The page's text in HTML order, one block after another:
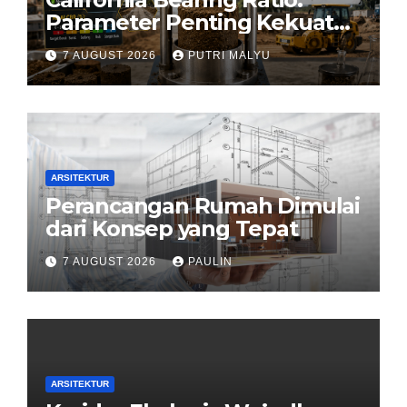
Parameter Penting Kekuatan
Tanah Konstruksi
7 AUGUST 2026 PUTRI MALYU
ARSITEKTUR
Perancangan Rumah Dimulai
dari Konsep yang Tepat
7 AUGUST 2026 PAULIN
ARSITEKTUR